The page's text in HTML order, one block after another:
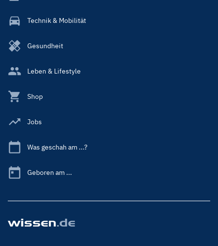
Technik & Mobilität
Gesundheit
Leben & Lifestyle
Shop
Jobs
Was geschah am ...?
Geboren am ...